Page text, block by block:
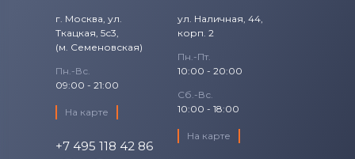
г. Москва, ул.
Ткацкая, 5с3,
(м. Семеновская)
Пн.-Вс.
09:00 - 21:00
На карте
+7 495 118 42 86
ул. Наличная, 44,
корп. 2
Пн.-Пт.
10:00 - 20:00
Сб.-Вс.
10:00 - 18:00
На карте